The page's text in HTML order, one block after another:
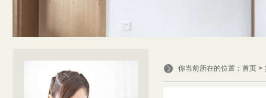
你当前所在的位置： 首页 >